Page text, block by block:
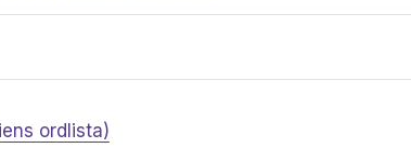
ordlista)